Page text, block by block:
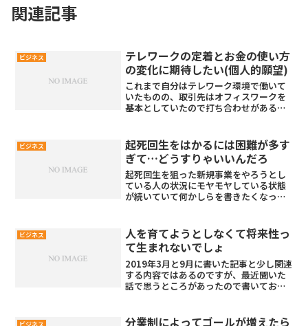
関連記事
ビジネス
テレワークの定着とお金の使い方
の変化に期待したい(個人的願望)
これまで自分はテレワーク環境で働いて
いたものの、取引先はオフィスワークを
基本としていたので打ち合わせがあると
おかげ？でZoomやMicrosoft Teams
な...
ビジネス
起死回生をはかるには困難が多す
ぎて…どうすりゃいいんだろ
起死回生を狙った新規事業をやろうとし
ている人の状況にモヤモヤしている状態
が続いていて何かしらを書きたくなって
ビジネス
人を育てようとしなくて将来性っ
て生まれないでしょ
2019年3月と9月に書いた記事と少し関連
する内容ではあるのですが、最近聞いた
話で思うところがあったので書いておこ
しまうのが人材育成に関する話題なんで
ビジネス 分業制によってゴールが増えたら